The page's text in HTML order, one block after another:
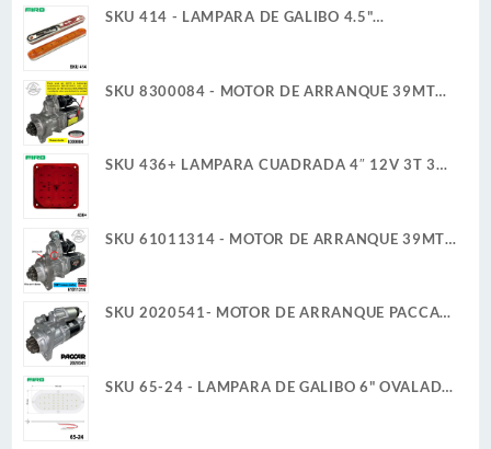
SKU 414 - LAMPARA DE GALIBO 4.5"
SKU 8300084 - MOTOR DE ARRANQUE 39MT
SKU 436+ LAMPARA CUADRADA 4″ 12V 3T 30
SKU 61011314 - MOTOR DE ARRANQUE 39MT
SKU 2020541- MOTOR DE ARRANQUE PACCAR
SKU 65-24 - LAMPARA DE GALIBO 6" OVALADA